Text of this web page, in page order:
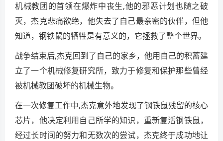
机械教团的首领在爆炸中丧生,他的邪恶计划也随之破
灭，杰克悲痛欲绝，他失去了自己最亲密的伙伴，但他
知道，钢铁鼠的牺牲是有意义的，它拯救了整个世界。
战争结束后,杰克回到了自己的家乡，他用自己的积蓄建
立了一个机械修复研究所，致力于修复和保护那些曾经
被机械教团破坏的机械生物。
在一次修复工作中,杰克意外地发现了钢铁鼠残留的核心
芯片，他决定利用自己所学的知识，重新复活钢铁鼠，
经过长时间的努力和无数次的尝试，杰克终于成功地让